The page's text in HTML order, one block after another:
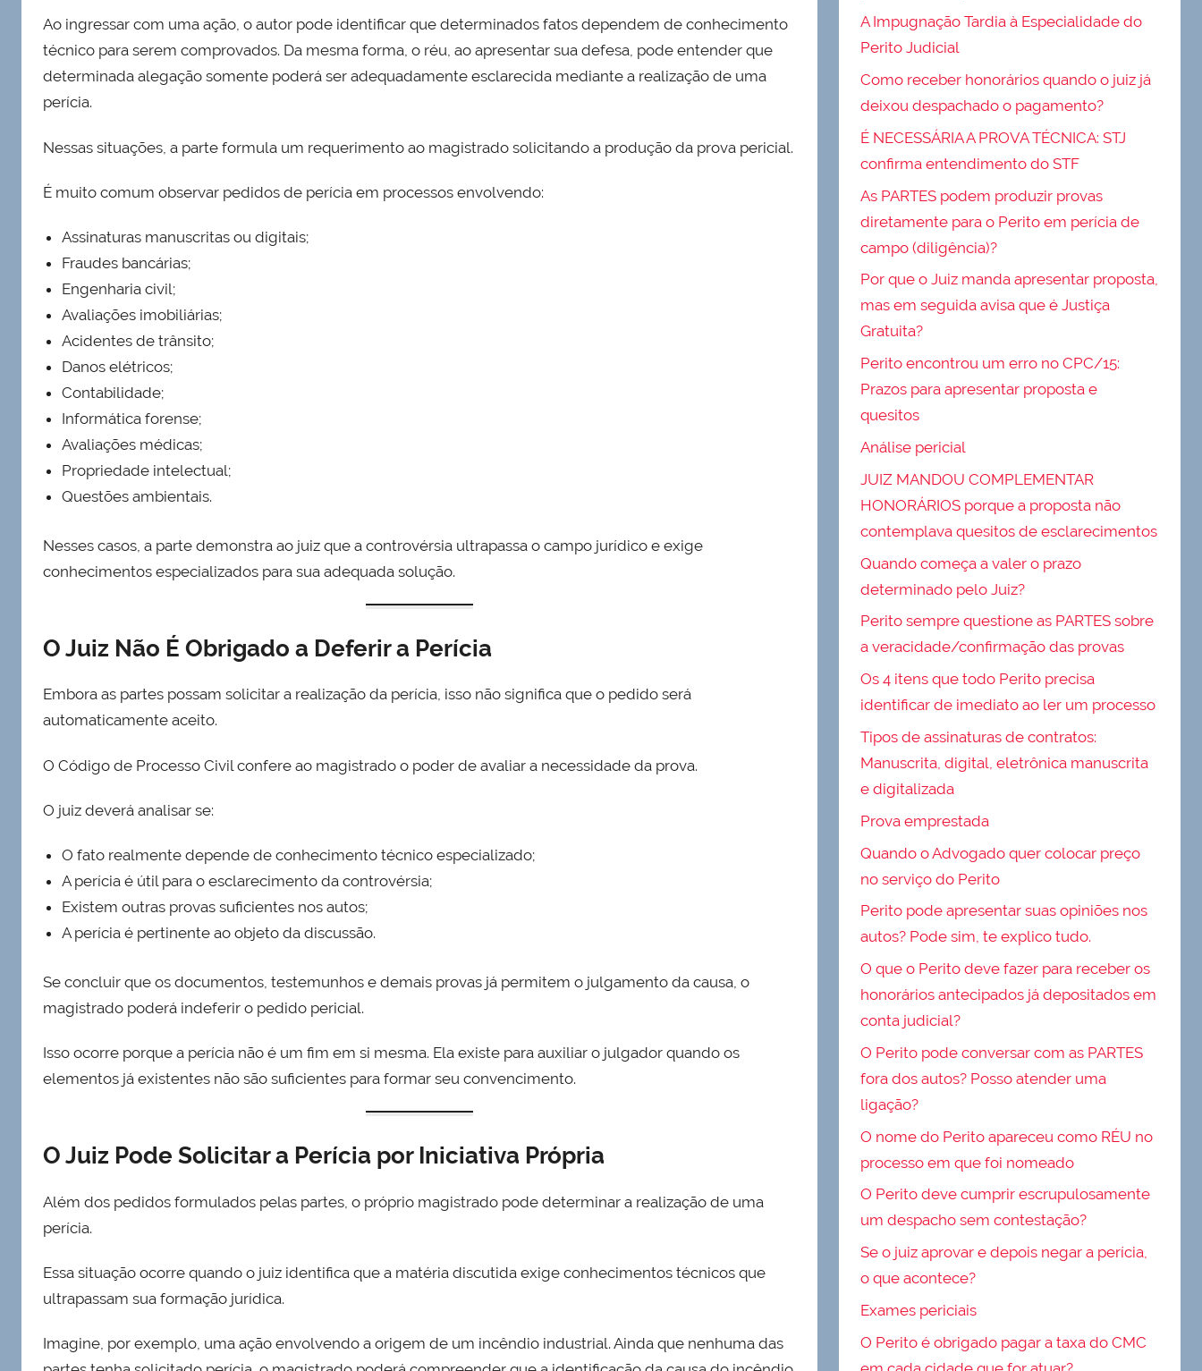
Ao ingressar com uma ação, o autor pode identificar que determinados fatos dependem de conhecimento
técnico para serem comprovados. Da mesma forma, o réu, ao apresentar sua defesa, pode entender que
determinada alegação somente poderá ser adequadamente esclarecida mediante a realização de uma
perícia.
Nessas situações, a parte formula um requerimento ao magistrado solicitando a produção da prova pericial.
É muito comum observar pedidos de perícia em processos envolvendo:
Assinaturas manuscritas ou digitais;
Fraudes bancárias;
Engenharia civil;
Avaliações imobiliárias;
Acidentes de trânsito;
Danos elétricos;
Contabilidade;
Informática forense;
Avaliações médicas;
Propriedade intelectual;
Questões ambientais.
Nesses casos, a parte demonstra ao juiz que a controvérsia ultrapassa o campo jurídico e exige
conhecimentos especializados para sua adequada solução.
O Juiz Não É Obrigado a Deferir a Perícia
Embora as partes possam solicitar a realização da perícia, isso não significa que o pedido será
automaticamente aceito.
O Código de Processo Civil confere ao magistrado o poder de avaliar a necessidade da prova.
O juiz deverá analisar se:
O fato realmente depende de conhecimento técnico especializado;
A perícia é útil para o esclarecimento da controvérsia;
Existem outras provas suficientes nos autos;
A perícia é pertinente ao objeto da discussão.
Se concluir que os documentos, testemunhos e demais provas já permitem o julgamento da causa, o
magistrado poderá indeferir o pedido pericial.
Isso ocorre porque a perícia não é um fim em si mesma. Ela existe para auxiliar o julgador quando os
elementos já existentes não são suficientes para formar seu convencimento.
O Juiz Pode Solicitar a Perícia por Iniciativa Própria
Além dos pedidos formulados pelas partes, o próprio magistrado pode determinar a realização de uma
perícia.
Essa situação ocorre quando o juiz identifica que a matéria discutida exige conhecimentos técnicos que
ultrapassam sua formação jurídica.
Imagine, por exemplo, uma ação envolvendo a origem de um incêndio industrial. Ainda que nenhuma das
A Impugnação Tardia à Especialidade do
Perito Judicial
Como receber honorários quando o juiz já
deixou despachado o pagamento?
É NECESSÁRIA A PROVA TÉCNICA: STJ
confirma entendimento do STF
As PARTES podem produzir provas
diretamente para o Perito em perícia de
campo (diligência)?
Por que o Juiz manda apresentar proposta,
mas em seguida avisa que é Justiça
Gratuita?
Perito encontrou um erro no CPC/15:
Prazos para apresentar proposta e
quesitos
Análise pericial
JUIZ MANDOU COMPLEMENTAR
HONORÁRIOS porque a proposta não
contemplava quesitos de esclarecimentos
Quando começa a valer o prazo
determinado pelo Juiz?
Perito sempre questione as PARTES sobre
a veracidade/confirmação das provas
Os 4 itens que todo Perito precisa
identificar de imediato ao ler um processo
Tipos de assinaturas de contratos:
Manuscrita, digital, eletrônica manuscrita
e digitalizada
Prova emprestada
Quando o Advogado quer colocar preço
no serviço do Perito
Perito pode apresentar suas opiniões nos
autos? Pode sim, te explico tudo.
O que o Perito deve fazer para receber os
honorários antecipados já depositados em
conta judicial?
O Perito pode conversar com as PARTES
fora dos autos? Posso atender uma
ligação?
O nome do Perito apareceu como RÉU no
processo em que foi nomeado
O Perito deve cumprir escrupulosamente
um despacho sem contestação?
Se o juiz aprovar e depois negar a perícia,
o que acontece?
Exames periciais
O Perito é obrigado pagar a taxa do CMC